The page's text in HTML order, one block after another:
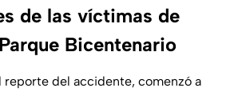
de las víctimas de
Bicentenario
reporte del accidente, comenzó a